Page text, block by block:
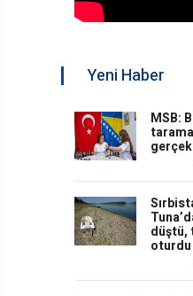
Yeni Haber
MSB:
düştü,
oturdu